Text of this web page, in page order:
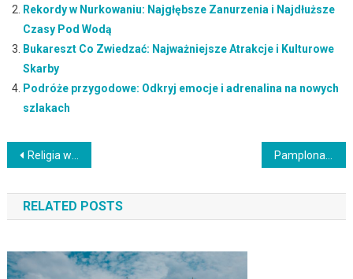
Rekordy w Nurkowaniu: Najgłębsze Zanurzenia i Najdłuższe
Czasy Pod Wodą
Bukareszt Co Zwiedzać: Najważniejsze Atrakcje i Kulturowe
Skarby
Podróże przygodowe: Odkryj emocje i adrenalina na nowych
szlakach
Nawigacja
wpisu
Religia w Wietnamie: Tradycje, Wierzenia i Świątynie
RELATED POSTS